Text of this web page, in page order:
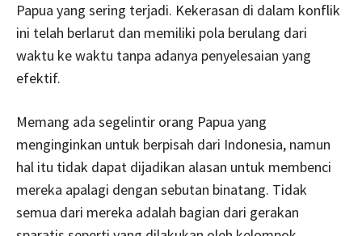
Papua yang sering terjadi. Kekerasan di dalam konflik
ini telah berlarut dan memiliki pola berulang dari
waktu ke waktu tanpa adanya penyelesaian yang
efektif.
Memang ada segelintir orang Papua yang
menginginkan untuk berpisah dari Indonesia, namun
hal itu tidak dapat dijadikan alasan untuk membenci
mereka apalagi dengan sebutan binatang. Tidak
semua dari mereka adalah bagian dari gerakan